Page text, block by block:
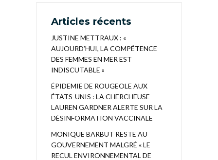
Articles récents
JUSTINE METTRAUX : «
AUJOURD’HUI, LA COMPÉTENCE
DES FEMMES EN MER EST
INDISCUTABLE »
ÉPIDEMIE DE ROUGEOLE AUX
ÉTATS-UNIS : LA CHERCHEUSE
LAUREN GARDNER ALERTE SUR LA
DÉSINFORMATION VACCINALE
MONIQUE BARBUT RESTE AU
GOUVERNEMENT MALGRÉ « LE
RECUL ENVIRONNEMENTAL DE